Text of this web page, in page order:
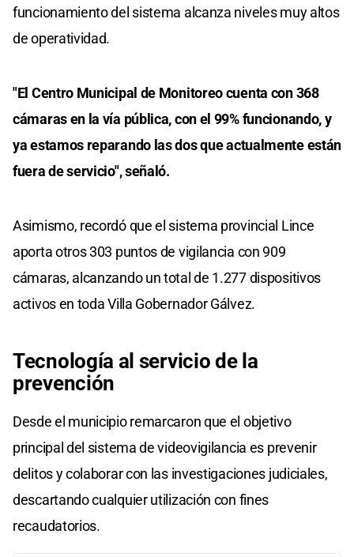
funcionamiento del sistema alcanza niveles muy altos
de operatividad.
"El Centro Municipal de Monitoreo cuenta con 368
cámaras en la vía pública, con el 99% funcionando, y
ya estamos reparando las dos que actualmente están
fuera de servicio", señaló.
Asimismo, recordó que el sistema provincial Lince
aporta otros 303 puntos de vigilancia con 909
cámaras, alcanzando un total de 1.277 dispositivos
activos en toda Villa Gobernador Gálvez.
Tecnología al servicio de la
prevención
Desde el municipio remarcaron que el objetivo
principal del sistema de videovigilancia es prevenir
delitos y colaborar con las investigaciones judiciales,
descartando cualquier utilización con fines
recaudatorios.